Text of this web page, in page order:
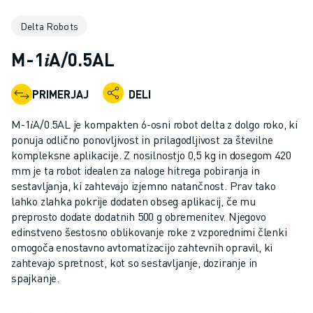
SODELUJOČI ROBOTI
KRMILNIKI ROBOTOV
DODATKI ZA ROBOTE
PROGRAMSKA OPREMA ROBOTOV
PROGRAMSKA OPREMA ZA SIMULACIJO
IZDELKI ZA IZOBRAŽEVALNO ROBOTIKO
AVTOMATIZACIJA ROBOTOV
ROBOTI ZA OBLOČNO VARJENJE
ČLENKASTI ROBOTI
SERIJA ARC MATE
SERIJA M-900
ROBOTI DELTA
ROBOTI ZA HRANO IN ČISTE PROSTORE
ROBOTI ZA BARVANJE
Delta Robots
M-1𝑖A/0.5AL
PRIMERJAJ DELI
M-1𝑖A/0.5AL je kompakten 6-osni robot delta z dolgo roko, ki
ponuja odlično ponovljivost in prilagodljivost za številne
kompleksne aplikacije. Z nosilnostjo 0,5 kg in dosegom 420
mm je ta robot idealen za naloge hitrega pobiranja in
sestavljanja, ki zahtevajo izjemno natančnost. Prav tako
lahko zlahka pokrije dodaten obseg aplikacij, če mu
preprosto dodate dodatnih 500 g obremenitev. Njegovo
edinstveno šestosno oblikovanje roke z vzporednimi členki
omogoča enostavno avtomatizacijo zahtevnih opravil, ki
zahtevajo spretnost, kot so sestavljanje, doziranje in
spajkanje.